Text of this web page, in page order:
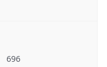
696